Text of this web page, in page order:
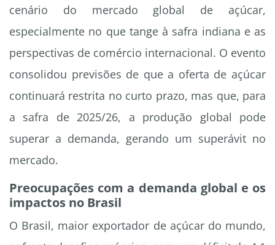
cenário do mercado global de açúcar,
especialmente no que tange à safra indiana e as
perspectivas de comércio internacional. O evento
consolidou previsões de que a oferta de açúcar
continuará restrita no curto prazo, mas que, para
a safra de 2025/26, a produção global pode
superar a demanda, gerando um superávit no
mercado.
Preocupações com a demanda global e os
impactos no Brasil
O Brasil, maior exportador de açúcar do mundo,